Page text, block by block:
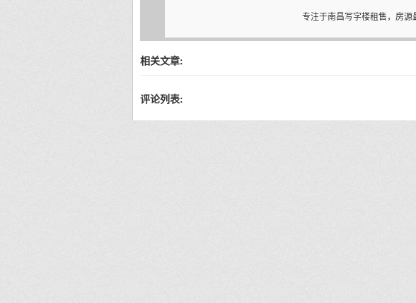
专注于南昌写字楼租售，房源
相关文章:
评论列表: